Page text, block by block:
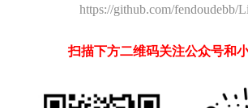
https://github.com/fendoudebb/
扫描下方二维码关注公众号和